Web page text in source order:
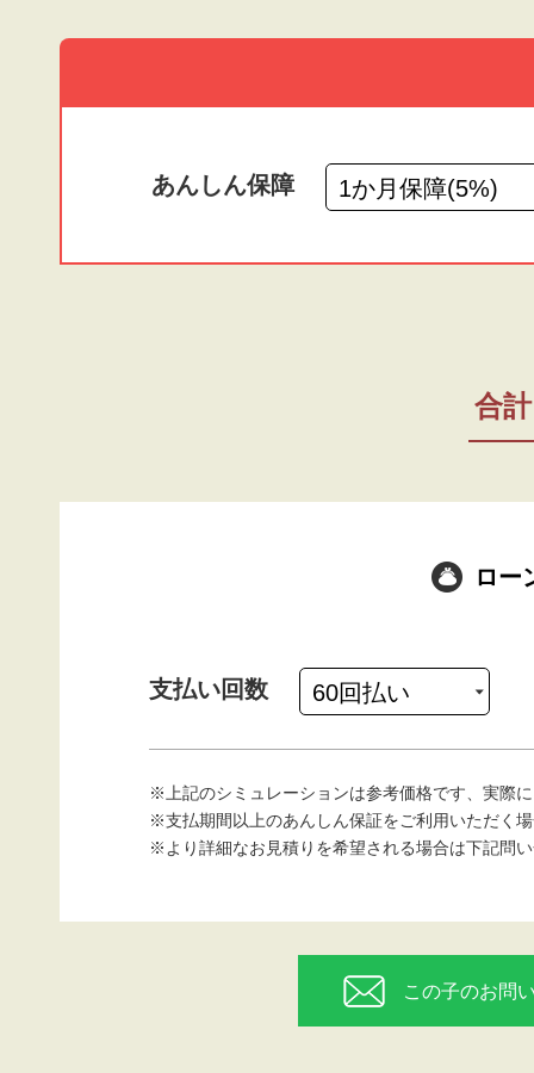
あんしん保障
合計
ロー
支払い回数
※上記のシミュレーションは参考価格です、実際
※支払期間以上のあんしん保証をご利用いただく
※より詳細なお見積りを希望される場合は下記問
この子のお問